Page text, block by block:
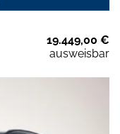
19.449,00 €
ausweisbar